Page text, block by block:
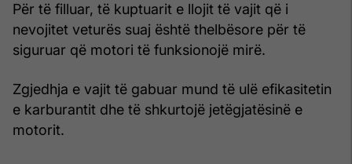
Për të filluar, të kuptuarit e llojit të vajit që i
nevojitet veturës suaj është thelbësore për të
siguruar që motori të funksionojë mirë.
Zgjedhja e vajit të gabuar mund të ulë efikasitetin
e karburantit dhe të shkurtojë jetëgjatësinë e
motorit.